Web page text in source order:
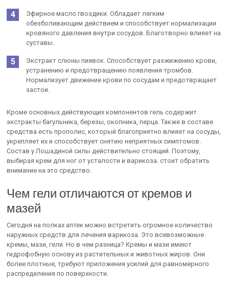
Эфирное масло гвоздики. Обладает легким
обезболивающим действием и способствует нормализации
кровяного давления внутри сосудов. Благотворно влияет на
суставы.
Экстракт слюны пиявок. Способствует разжижению крови,
устранению и предотвращению появления тромбов.
Нормализует движение крови по сосудам и предотвращает
застои.
Кроме основных действующих компонентов гель содержит
экстракты багульника, березы, окопника, перца. Также в составе
средства есть прополис, который благоприятно влияет на сосуды,
укрепляет их и способствует снятию неприятных симптомов.
Состав у Лошадиной силы действительно стоящий. Поэтому,
выбирая крем для ног от усталости и варикоза. стоит обратить
внимание на это средство.
Чем гели отличаются от кремов и
мазей
Сегодня на полках аптек можно встретить огромное количество
наружных средств для лечения варикоза. Это всевозможные
кремы, мази, гели. Но в чем разница? Кремы и мази имеют
гидрофобную основу из растительных и животных жиров. Они
более плотные, требуют приложения усилий для равномерного
распределения по поверхности.